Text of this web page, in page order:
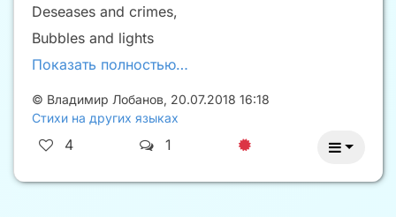
Deseases and crimes,
Bubbles and lights
Показать полностью…
© Владимир Лобанов, 20.07.2018 16:18
Стихи на других языках
4 1